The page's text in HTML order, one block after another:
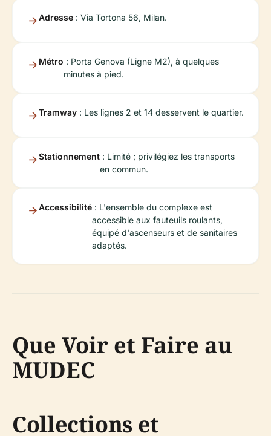
Adresse : Via Tortona 56, Milan.
Métro : Porta Genova (Ligne M2), à quelques
minutes à pied.
Tramway : Les lignes 2 et 14 desservent le quartier.
Stationnement : Limité ; privilégiez les transports
en commun.
Accessibilité : L'ensemble du complexe est
accessible aux fauteuils roulants,
équipé d'ascenseurs et de sanitaires
adaptés.
Que Voir et Faire au
MUDEC
Collections et